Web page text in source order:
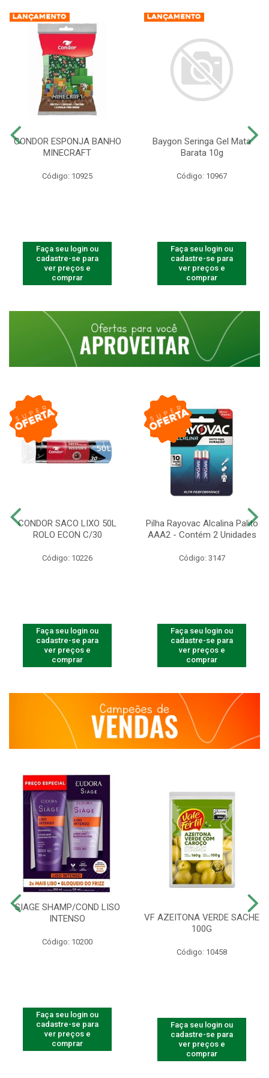
CONDOR ESPONJA BANHO
MINECRAFT
Código: 10925
Faça seu login ou
cadastre-se para
ver preços e
comprar
Baygon Seringa Gel Mata
Barata 10g
Código: 10967
Faça seu login ou
cadastre-se para
ver preços e
comprar
CONDOR SACO LIXO 50L
ROLO ECON C/30
Código: 10226
Faça seu login ou
cadastre-se para
ver preços e
comprar
Pilha Rayovac Alcalina Palito
AAA2 - Contém 2 Unidades
Código: 3147
Faça seu login ou
cadastre-se para
ver preços e
comprar
SIAGE SHAMP/COND LISO
INTENSO
Código: 10200
Faça seu login ou
cadastre-se para
ver preços e
comprar
VF AZEITONA VERDE SACHE
100G
Código: 10458
Faça seu login ou
cadastre-se para
ver preços e
comprar